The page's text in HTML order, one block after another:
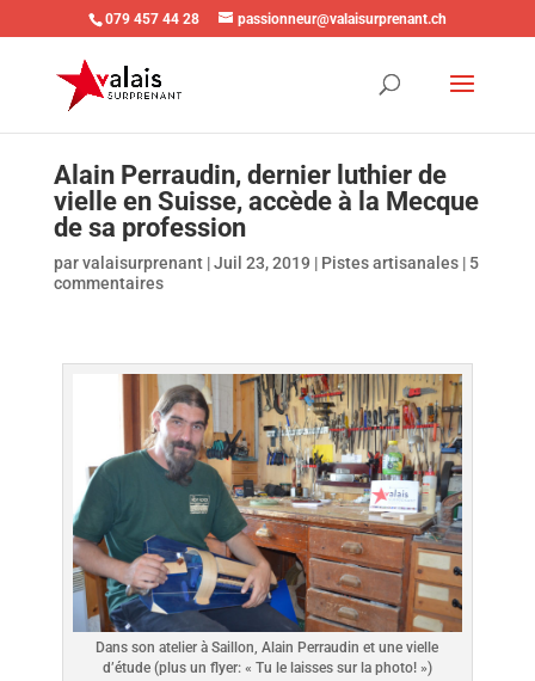
079 457 44 28 passionneur@valaisurprenant.ch
Alain Perraudin, dernier luthier de
vielle en Suisse, accède à la Mecque
de sa profession
parvalaisurprenant|Juil 23, 2019 | Pistes artisanales| 5
commentaires
Dans son atelier à Saillon, Alain Perraudin et une vielle
d’étude (plus un flyer: « Tu le laisses sur la photo! »)